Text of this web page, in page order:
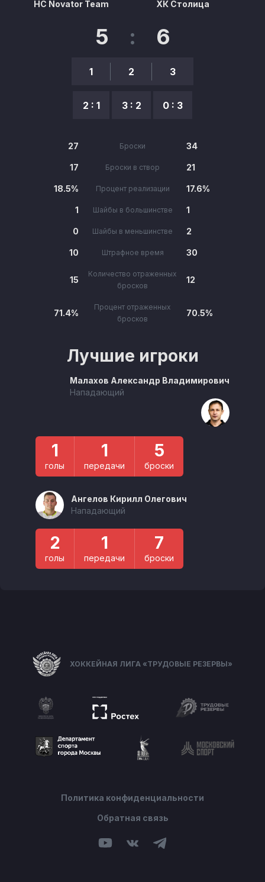
HC Novator Team
5 : 6
1
2 : 1
2
3 : 2
3
0 : 3
ХК Столица
27 Броски 34
17 Броски в створ 21
18.5% Процент реализации 17.6%
1 Шайбы в большинстве 1
0 Шайбы в меньшинстве 2
10 Штрафное время 30
15
Количество отраженных
бросков
12
71.4%
Процент отраженных
бросков
70.5%
Лучшие игроки
Малахов Александр Владимирович
Нападающий
1
голы
1
передачи
5
броски
Ангелов Кирилл Олегович
Нападающий
2
голы
1
передачи
7
броски
ХОККЕЙНАЯ ЛИГА «ТРУДОВЫЕ РЕЗЕРВЫ»
Политика конфиденциальности
Обратная связь